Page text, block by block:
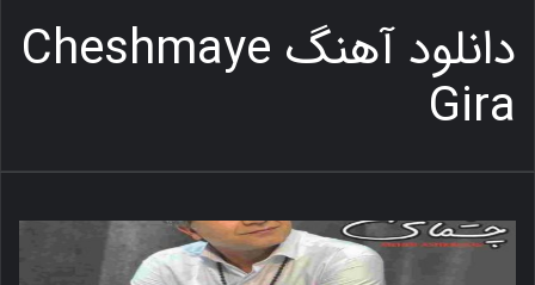
ب
ر
دانلود آهنگ Cheshmaye
Gira